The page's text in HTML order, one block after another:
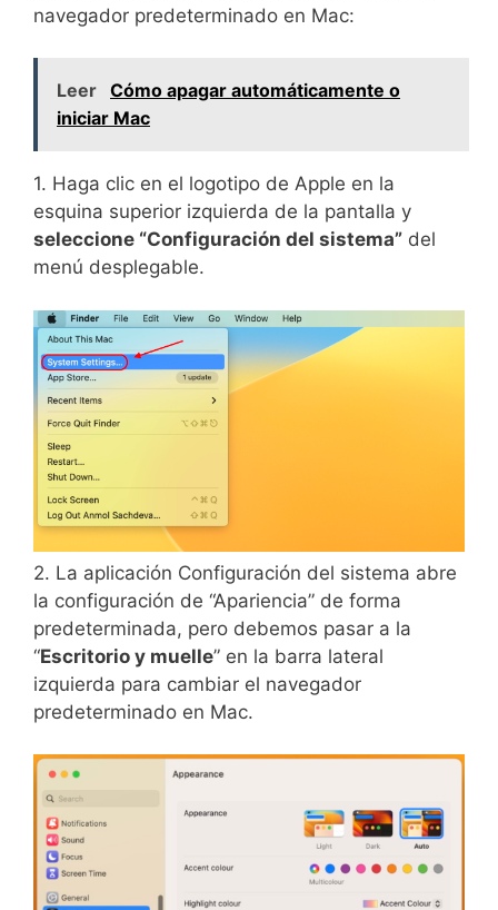
navegador predeterminado en Mac:
Leer Cómo apagar automáticamente o
iniciar Mac
1. Haga clic en el logotipo de Apple en la
esquina superior izquierda de la pantalla y
seleccione “Configuración del sistema” del
menú desplegable.
2. La aplicación Configuración del sistema abre
la configuración de “Apariencia” de forma
predeterminada, pero debemos pasar a la
“Escritorio y muelle” en la barra lateral
izquierda para cambiar el navegador
predeterminado en Mac.